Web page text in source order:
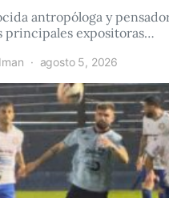
antropóloga y
principales expositoras…
agosto 5, 2026